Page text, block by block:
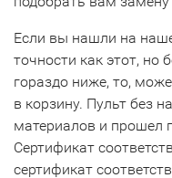
Если вы нашли на
точности как этот, но
гораздо ниже, то,
в корзину. Пульт без
материалов и прошел
Сертификат
сертификат